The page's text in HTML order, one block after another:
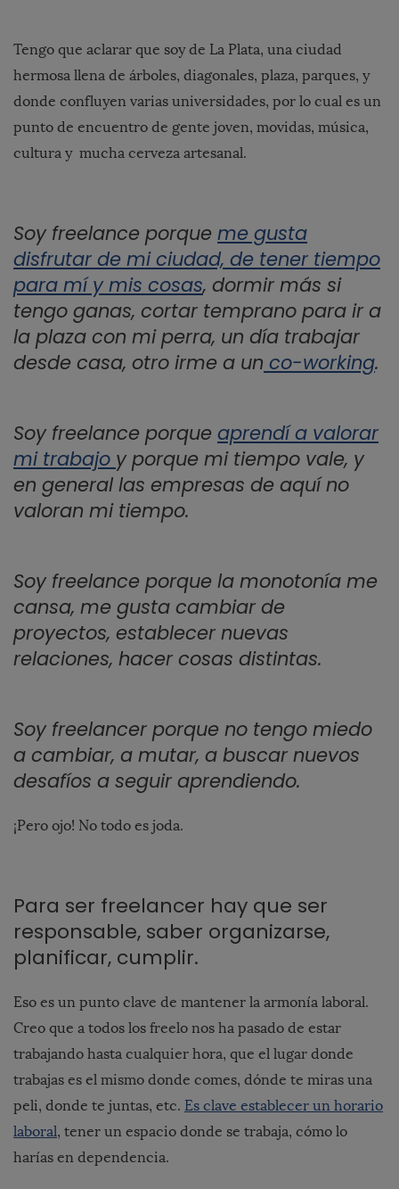
Tengo que aclarar que soy de La Plata, una ciudad
hermosa llena de árboles, diagonales, plaza, parques, y
donde confluyen varias universidades, por lo cual es un
punto de encuentro de gente joven, movidas, música,
cultura y mucha cerveza artesanal.
Soy freelance porque me gusta
disfrutar de mi ciudad, de tener tiempo
para mí y mis cosas, dormir más si
tengo ganas, cortar temprano para ir a
la plaza con mi perra, un día trabajar
desde casa, otro irme a un co-working.
Soy freelance porque aprendí a valorar
mi trabajo y porque mi tiempo vale, y
en general las empresas de aquí no
valoran mi tiempo.
Soy freelance porque la monotonía me
cansa, me gusta cambiar de
proyectos, establecer nuevas
relaciones, hacer cosas distintas.
Soy freelancer porque no tengo miedo
a cambiar, a mutar, a buscar nuevos
desafíos a seguir aprendiendo.
¡Pero ojo! No todo es joda.
Para ser freelancer hay que ser
responsable, saber organizarse,
planificar, cumplir.
Eso es un punto clave de mantener la armonía laboral.
Creo que a todos los freelo nos ha pasado de estar
trabajando hasta cualquier hora, que el lugar donde
trabajas es el mismo donde comes, dónde te miras una
peli, donde te juntas, etc. Es clave establecer un horario
laboral, tener un espacio donde se trabaja, cómo lo
harías en dependencia.